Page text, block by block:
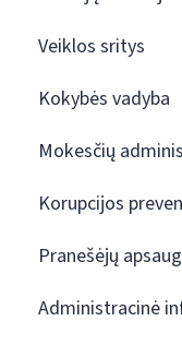
Veiklos sritys
Kokybės vadyba
Mokesčių
Korupcijos
Pranešėjų
Administracinė